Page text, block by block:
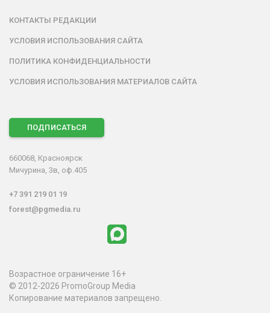
КОНТАКТЫ РЕДАКЦИИ
УСЛОВИЯ ИСПОЛЬЗОВАНИЯ САЙТА
ПОЛИТИКА КОНФИДЕНЦИАЛЬНОСТИ
УСЛОВИЯ ИСПОЛЬЗОВАНИЯ МАТЕРИАЛОВ САЙТА
ПОДПИСАТЬСЯ
660068, Красноярск
Мичурина, 3в, оф.405
+7 391 219 01 19
forest@pgmedia.ru
Возрастное ограничение 16+
© 2012-2026 PromoGroup Media
Копирование материалов запрещено.